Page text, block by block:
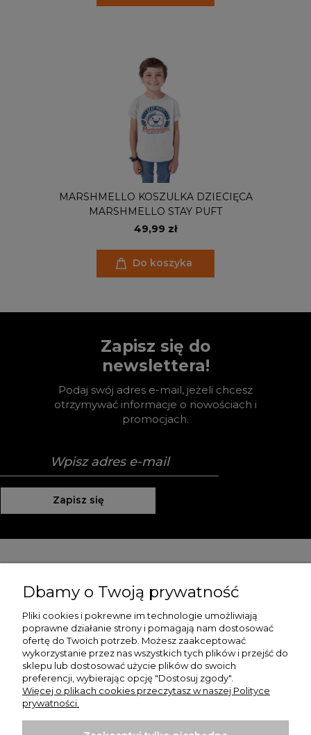
MARSHMELLO KOSZULKA DZIECIĘCA
MARSHMELLO STAY PUFT
49,99 zł
Do koszyka
Zapisz się do
newslettera!
Podaj swój adres e-mail, jeżeli chcesz
otrzymywać informacje o nowościach i
promocjach.
Zapisz się
Moje konto
Płatności i dostawa
O nas
Dbamy o Twoją prywatność
Pliki cookies i pokrewne im technologie umożliwiają
poprawne działanie strony i pomagają nam dostosować
ofertę do Twoich potrzeb. Możesz zaakceptować
wykorzystanie przez nas wszystkich tych plików i przejść do
sklepu lub dostosować użycie plików do swoich
preferencji, wybierając opcję "Dostosuj zgody".
Więcej o plikach cookies przeczytasz w naszej Polityce
prywatności.